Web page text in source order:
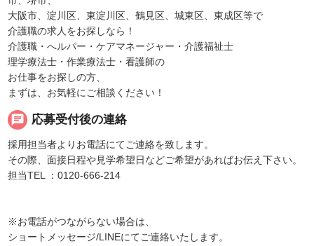
大阪市、淀川区、東淀川区、鶴見区、城東区、東成区等で
介護職の求人をお探しなら！
介護職・へルパー・ケアマネージャー・介護福祉士
理学療法士・作業療法士・看護師の
お仕事をお探しの方、
まずは、お気軽にご相談ください！
chat 応募受付後の連絡
採用担当者よりお電話にてご連絡を致します。
その際、面接日程や見学希望日などご希望があればお伝え下さい。
担当TEL ：0120-666-214
※お電話がつながらない場合は、
ショートメッセージ/LINEにてご連絡いたします。